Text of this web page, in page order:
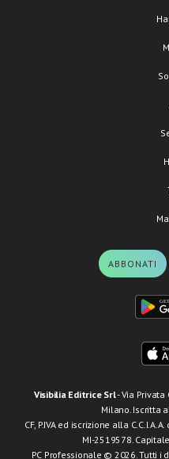
ABBONATI
Visibilia Editrice Srl- Via Privata
Milano. Iscritta
CF, P.IVA ed iscrizione alla
MI-2519578.
PC Professionale © 2026. Tutti i